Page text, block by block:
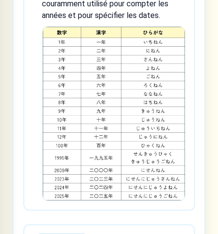
couramment utilisé pour compter les
années et pour spécifier les dates.